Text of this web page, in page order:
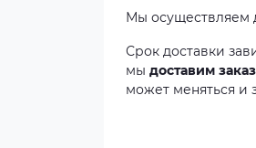
Мы осуществляем
Срок доставки
мы доставим
может меняться и